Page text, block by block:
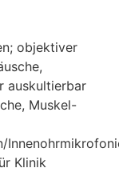
objektiver
auskultierbar
Muskel-
Klinik